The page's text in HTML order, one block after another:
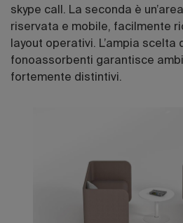
skype call. La seconda è
riservata e mobile, facilmente
layout operativi. L’ampia scelta
fonoassorbenti garantisce
fortemente distintivi.